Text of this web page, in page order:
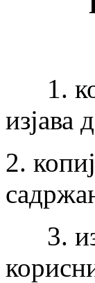
1.
изјава
2.
3.